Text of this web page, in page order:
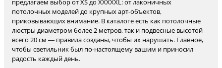
предлагаем выбор от XS до XXXXXL: от лаконичных
потолочных моделей до крупных арт-объектов,
приковывающих внимание. В каталоге есть как потолочные
люстры диаметром более 2 метров, так и подвесные высотой
всего 20 см — правила созданы, чтобы их нарушать. Главное,
чтобы светильник был по-настоящему вашим и приносил
радость каждый день.